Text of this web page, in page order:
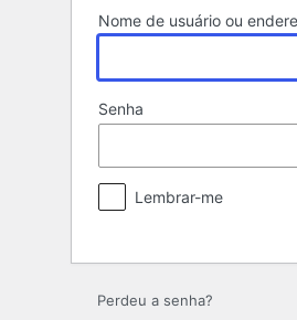
Nome de usuário ou
Senha
Lembrar-me
Perdeu a senha?